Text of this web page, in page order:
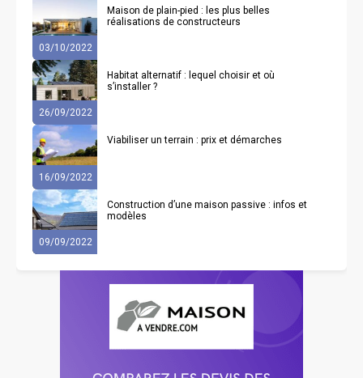
03/10/2022
Maison de plain-pied : les plus belles
réalisations de constructeurs
26/09/2022
Habitat alternatif : lequel choisir et où
s’installer ?
16/09/2022
Viabiliser un terrain : prix et démarches
09/09/2022
Construction d’une maison passive : infos et
modèles